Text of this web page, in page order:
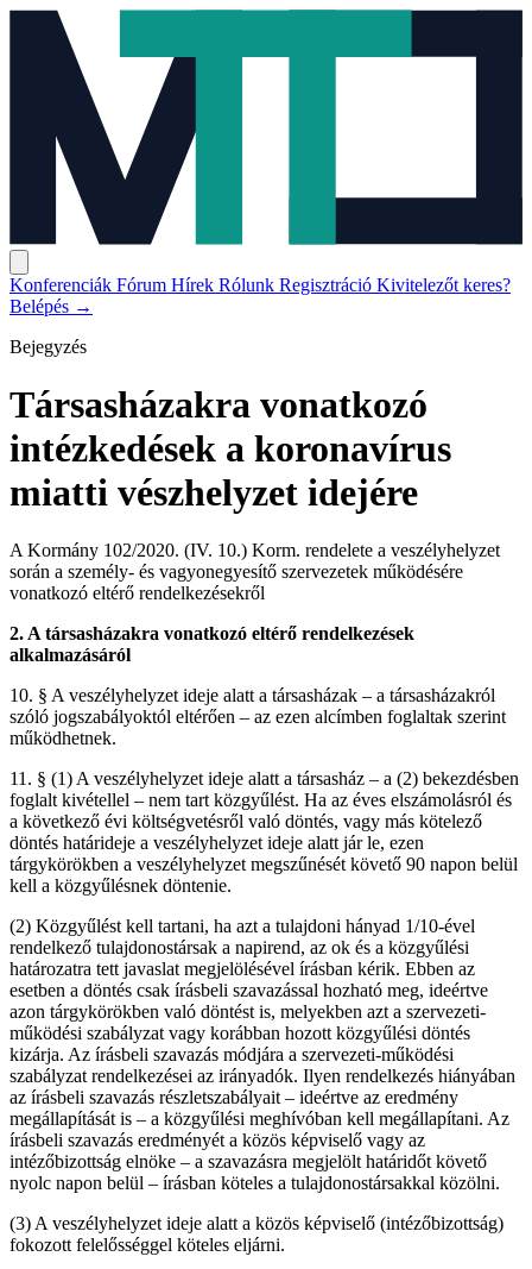
Konferenciák Fórum Hírek Rólunk Regisztráció Kivitelezőt keres?
Belépés →
Bejegyzés
Társasházakra vonatkozó
intézkedések a koronavírus
miatti vészhelyzet idejére
A Kormány 102/2020. (IV. 10.) Korm. rendelete a veszélyhelyzet
során a személy- és vagyonegyesítő szervezetek működésére
vonatkozó eltérő rendelkezésekről
2. A társasházakra vonatkozó eltérő rendelkezések
alkalmazásáról
10. § A veszélyhelyzet ideje alatt a társasházak – a társasházakról
szóló jogszabályoktól eltérően – az ezen alcímben foglaltak szerint
működhetnek.
11. § (1) A veszélyhelyzet ideje alatt a társasház – a (2) bekezdésben
foglalt kivétellel – nem tart közgyűlést. Ha az éves elszámolásról és
a következő évi költségvetésről való döntés, vagy más kötelező
döntés határideje a veszélyhelyzet ideje alatt jár le, ezen
tárgykörökben a veszélyhelyzet megszűnését követő 90 napon belül
kell a közgyűlésnek döntenie.
(2) Közgyűlést kell tartani, ha azt a tulajdoni hányad 1/10-ével
rendelkező tulajdonostársak a napirend, az ok és a közgyűlési
határozatra tett javaslat megjelölésével írásban kérik. Ebben az
esetben a döntés csak írásbeli szavazással hozható meg, ideértve
azon tárgykörökben való döntést is, melyekben azt a szervezeti-
működési szabályzat vagy korábban hozott közgyűlési döntés
kizárja. Az írásbeli szavazás módjára a szervezeti-működési
szabályzat rendelkezései az irányadók. Ilyen rendelkezés hiányában
az írásbeli szavazás részletszabályait – ideértve az eredmény
megállapítását is – a közgyűlési meghívóban kell megállapítani. Az
írásbeli szavazás eredményét a közös képviselő vagy az
intézőbizottság elnöke – a szavazásra megjelölt határidőt követő
nyolc napon belül – írásban köteles a tulajdonostársakkal közölni.
(3) A veszélyhelyzet ideje alatt a közös képviselő (intézőbizottság)
fokozott felelősséggel köteles eljárni.